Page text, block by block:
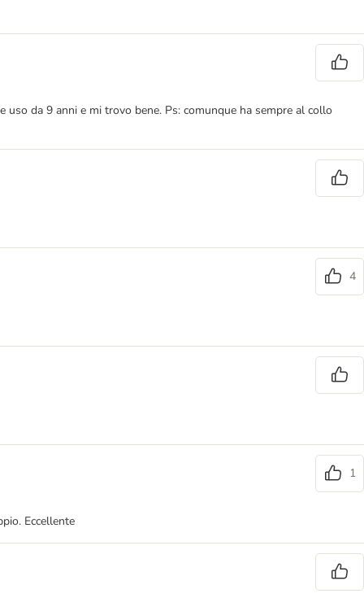
da 9 anni e mi trovo bene. Ps: comunque ha sempre al collo
4
1
Eccellente